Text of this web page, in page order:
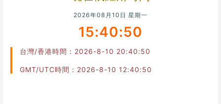
2026年08月10日 星期一
15:40:51
台灣/香港時間：2026-8-10 20:40:51
GMT/UTC時間：2026-8-10 12:40:51